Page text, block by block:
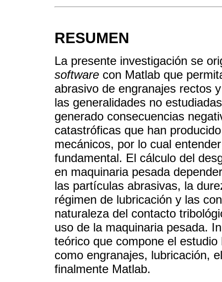
RESUMEN
La presente investigación se
software con Matlab que
abrasivo de engranajes rectos
las generalidades no
generado consecuencias
catastróficas que han
mecánicos, por lo cual
fundamental. El cálculo del
en maquinaria pesada
las partículas abrasivas, la
régimen de lubricación y las
naturaleza del contacto
uso de la maquinaria pesada.
teórico que compone el
como engranajes, lubricación,
finalmente Matlab.